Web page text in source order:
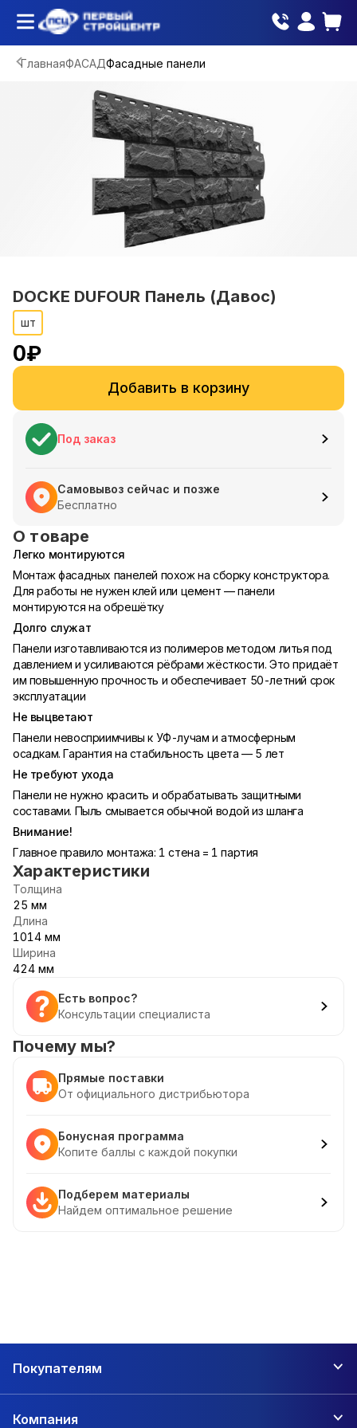
ГлавнаяФАСАДФасадные панели
DOCKE DUFOUR Панель (Давос)
шт
0₽
Добавить в корзину
Под заказ
Самовывоз сейчас и позже
Бесплатно
О товаре
Легко монтируются
Монтаж фасадных панелей похож на сборку конструктора.
Для работы не нужен клей или цемент — панели
монтируются на обрешётку
Долго служат
Панели изготавливаются из полимеров методом литья под
давлением и усиливаются рёбрами жёсткости. Это придаёт
им повышенную прочность и обеспечивает 50-летний срок
эксплуатации
Не выцветают
Панели невосприимчивы к УФ-лучам и атмосферным
осадкам. Гарантия на стабильность цвета — 5 лет
Не требуют ухода
Панели не нужно красить и обрабатывать защитными
составами. Пыль смывается обычной водой из шланга
Внимание!
Главное правило монтажа: 1 стена = 1 партия
Характеристики
Толщина
25 мм
Длина
1014 мм
Ширина
424 мм
Есть вопрос?
Консультации специалиста
Почему мы?
Прямые поставки
От официального дистрибьютора
Бонусная программа
Копите баллы с каждой покупки
Подберем материалы
Найдем оптимальное решение
Покупателям
Компания